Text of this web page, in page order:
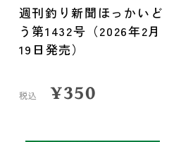
週刊釣り新聞ほっかいど
う第1432号（2026年2月
19日発売）
税込 ¥350